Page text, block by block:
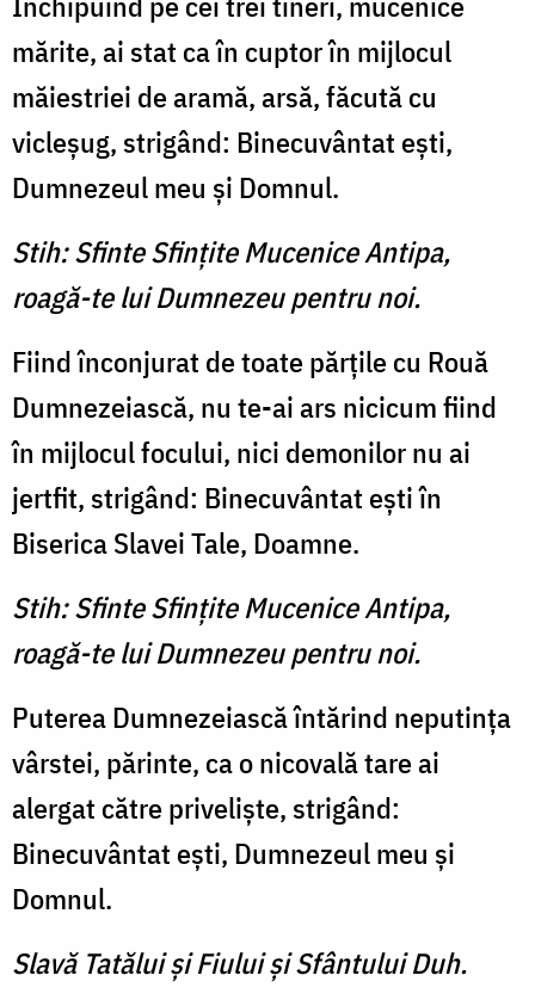
mărite, ai stat ca în cuptor în mijlocul
măiestriei de aramă, arsă, făcută cu
vicleşug, strigând: Binecuvântat eşti,
Dumnezeul meu şi Domnul.
Stih: Sfinte Sfinţite Mucenice Antipa,
roagă-te lui Dumnezeu pentru noi.
Fiind înconjurat de toate părţile cu Rouă
Dumnezeiască, nu te-ai ars nicicum fiind
în mijlocul focului, nici demonilor nu ai
jertfit, strigând: Binecuvântat eşti în
Biserica Slavei Tale, Doamne.
Stih: Sfinte Sfinţite Mucenice Antipa,
roagă-te lui Dumnezeu pentru noi.
Puterea Dumnezeiască întărind neputinţa
vârstei, părinte, ca o nicovală tare ai
alergat către privelişte, strigând:
Binecuvântat eşti, Dumnezeul meu şi
Domnul.
Slavă Tatălui şi Fiului şi Sfântului Duh.